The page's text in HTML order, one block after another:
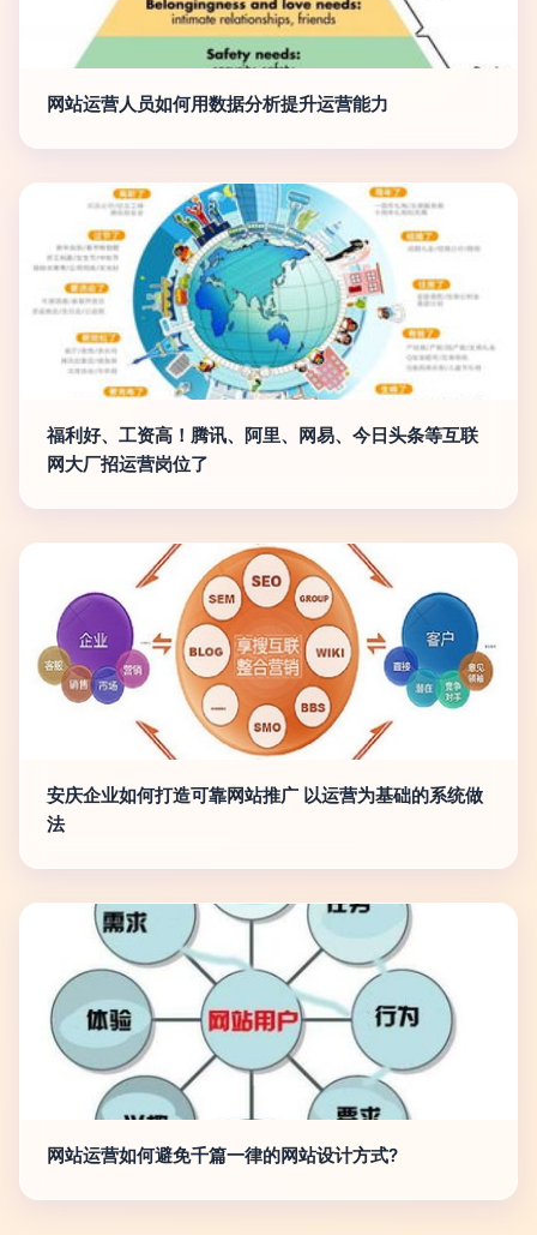
网站运营人员如何用数据分析提升运营能力
福利好、工资高！腾讯、阿里、网易、今日头条等互联
网大厂招运营岗位了
安庆企业如何打造可靠网站推广 以运营为基础的系统做
法
网站运营如何避免千篇一律的网站设计方式?